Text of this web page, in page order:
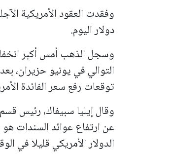
دولار اليوم.
التوالي في يونيو حزيران،
توقعات رفع سعر الفائدة
وقال إيليا سبيفاك، رئيس
عن ارتفاع عوائد السندات
الدولار الأمريكي قليلا في